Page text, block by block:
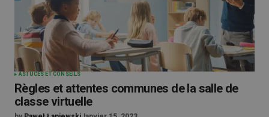
ASTUCES ET CONSEILS
Règles et attentes communes de la salle de
classe virtuelle